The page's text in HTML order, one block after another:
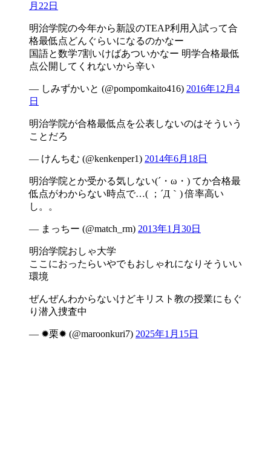
月22日
明治学院の今年から新設のTEAP利用入試って合
格最低点どんぐらいになるのかなー
国語と数学7割いけばあついかなー 明学合格最低
点公開してくれないから辛い
— しみずかいと (@pompomkaito416) 2016年12月4
日
明治学院が合格最低点を公表しないのはそういう
ことだろ
— けんちむ (@kenkenper1) 2014年6月18日
明治学院とか受かる気しない(´・ω・) てか合格最
低点がわからない時点で…( ；´Д｀) 倍率高い
し。。
— まっちー (@match_rm) 2013年1月30日
明治学院おしゃ大学
ここにおったらいやでもおしゃれになりそういい
環境
ぜんぜんわからないけどキリスト教の授業にもぐ
り潜入捜査中
— ✹栗✹ (@maroonkuri7) 2025年1月15日